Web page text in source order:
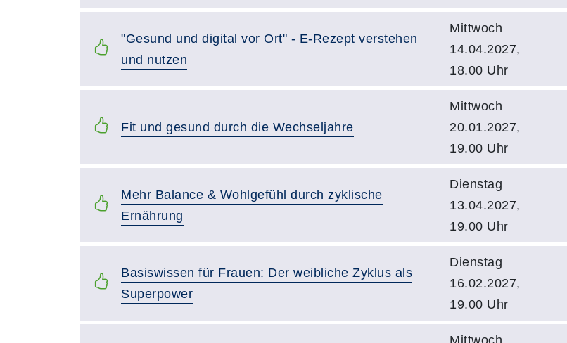
"Gesund und digital vor Ort" - E-Rezept verstehen
und nutzen
Mittwoch
14.04.2027,
18.00 Uhr
Fit und gesund durch die Wechseljahre
Mittwoch
20.01.2027,
19.00 Uhr
Mehr Balance & Wohlgefühl durch zyklische
Ernährung
Dienstag
13.04.2027,
19.00 Uhr
Basiswissen für Frauen: Der weibliche Zyklus als
Superpower
Dienstag
16.02.2027,
19.00 Uhr
Mittwoch